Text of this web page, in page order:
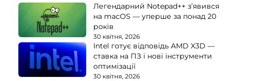
Легендарний Notepad++ з’явився
на macOS — уперше за понад 20
років
30 квітня, 2026
Intel готує відповідь AMD X3D —
ставка на ПЗ і нові інструменти
оптимізації
30 квітня, 2026